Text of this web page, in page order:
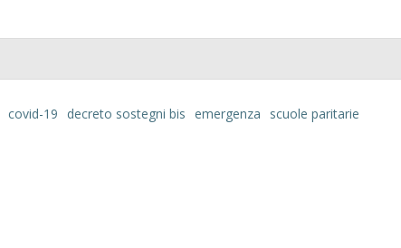
covid-19 decreto sostegni bis emergenza scuole paritarie